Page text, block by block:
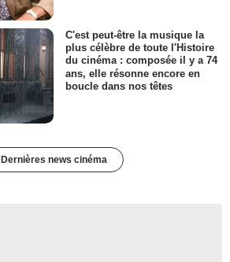
C'est peut-être la musique la
plus célèbre de toute l'Histoire
du cinéma : composée il y a 74
ans, elle résonne encore en
boucle dans nos têtes
Dernières news cinéma